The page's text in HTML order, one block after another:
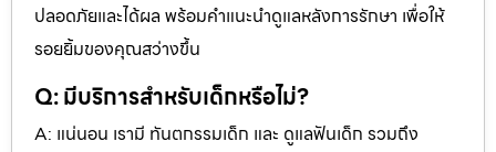
ปลอดภัยและได้ผล พร้อมคำแนะนำดูแลหลังการรักษา เพื่อให้
รอยยิ้มของคุณสว่างขึ้น
Q: มีบริการสำหรับเด็กหรือไม่?
A: แน่นอน เรามี ทันตกรรมเด็ก และ ดูแลฟันเด็ก รวมถึง